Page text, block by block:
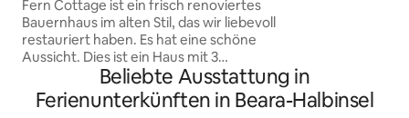
Fern Cottage ist ein frisch renoviertes
Bauernhaus im alten Stil, das wir liebevoll
restauriert haben. Es hat eine schöne
Aussicht. Dies ist ein Haus mit 3
Schlafzimmern, in dem 7 Personen
schlafen können. Es verfügt über eine
separate Küche und ein Wohnzimmer.
Beliebte Ausstattung in
Ferienunterkünften in Beara-Halbinsel